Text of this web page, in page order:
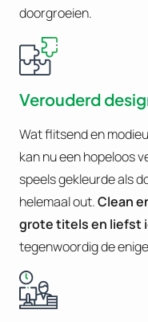
doorgroeien.
Verouderd
Wat flitsend en
kan nu een hopeloos
speels gekleurde als
helemaal out.Clean
grote titels en liefst
tegenwoordig de